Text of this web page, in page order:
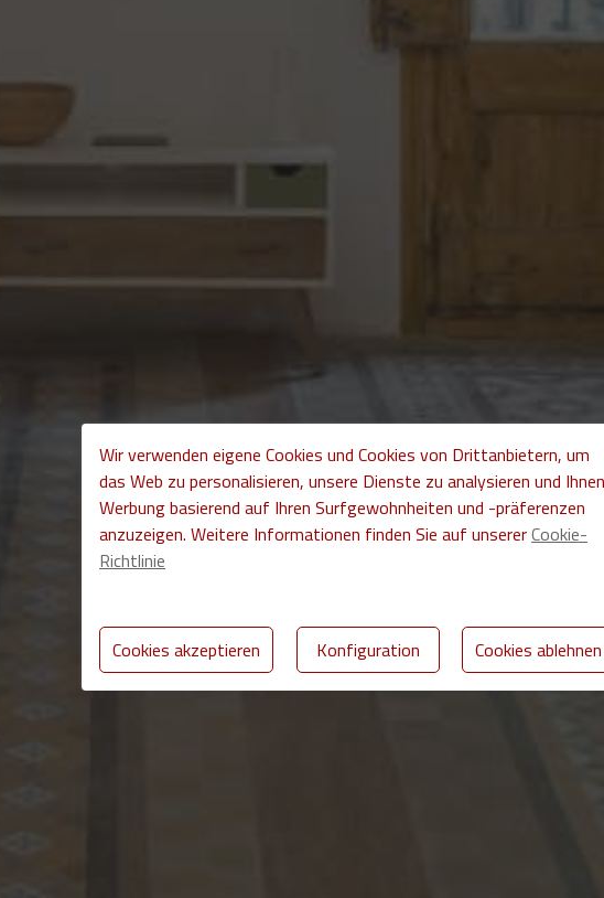
Wir verwenden eigene Cookies und Cookies von Drittanbietern, um
das Web zu personalisieren, unsere Dienste zu analysieren und Ihnen
Werbung basierend auf Ihren Surfgewohnheiten und -präferenzen
anzuzeigen. Weitere Informationen finden Sie auf unsererCookie-
Richtlinie
Cookies akzeptieren Konfiguration Cookies ablehnen